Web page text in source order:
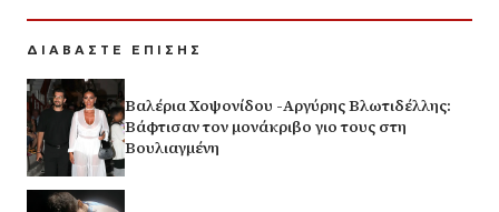
ΔΙΑΒΑΣΤΕ ΕΠΙΣΗΣ
Βαλέρια Χοψονίδου -Αργύρης Βλωτιδέλλης:
Βάφτισαν τον μονάκριβο γιο τους στη
Βουλιαγμένη